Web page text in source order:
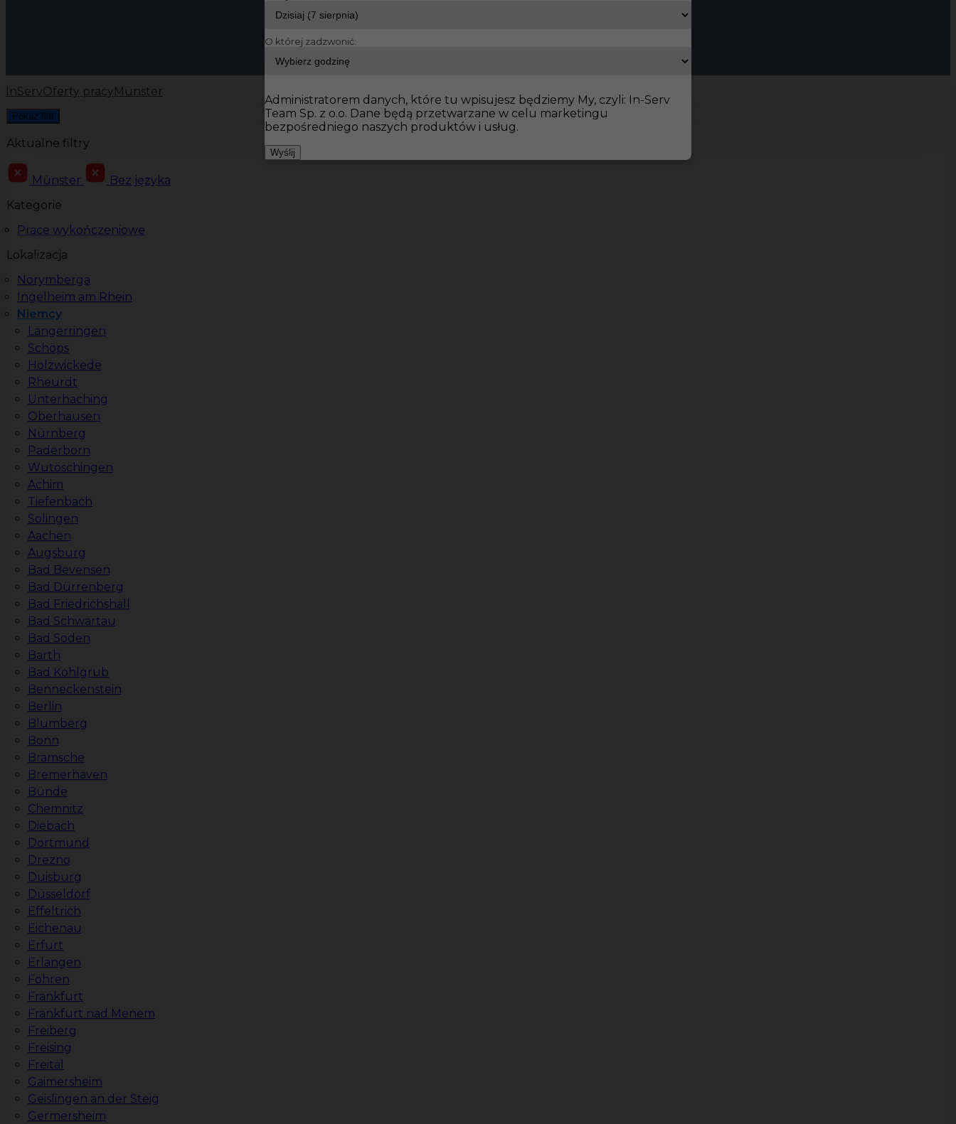
InServOferty pracy Münster
Pokaż filtr
Aktualne filtry
Münster
Bez języka
Kategorie
Prace wykończeniowe
Lokalizacja
Norymberga
Ingelheim am Rhein
Niemcy
Langerringen
Schöps
Holzwickede
Rheurdt
Unterhaching
Oberhausen
Nürnberg
Paderborn
Wutöschingen
Achim
Tiefenbach
Solingen
Aachen
Augsburg
Bad Bevensen
Bad Dürrenberg
Bad Friedrichshall
Bad Schwartau
Bad Soden
Barth
Bad Kohlgrub
Benneckenstein
Berlin
Blumberg
Bonn
Bramsche
Bremerhaven
Bünde
Chemnitz
Diebach
Dortmund
Drezno
Duisburg
Düsseldorf
Effeltrich
Eichenau
Erfurt
Erlangen
Föhren
Frankfurt
Frankfurt nad Menem
Freiberg
Freising
Freital
Gaimersheim
Geislingen an der Steig
Germersheim
O której zadzwonić:
Administratorem danych, które tu wpisujesz będziemy My, czyli: In-Serv
Team Sp. z o.o. Dane będą przetwarzane w celu marketingu
bezpośredniego naszych produktów i usług.
Wyślij